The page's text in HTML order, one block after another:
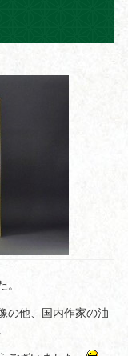
の他、国内作家の油